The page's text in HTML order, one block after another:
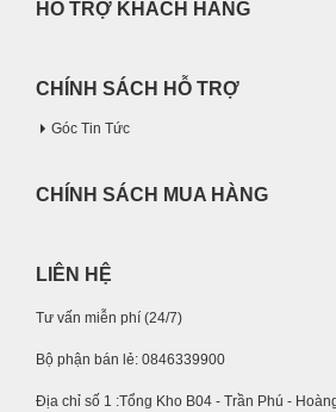
HỖ TRỢ KHÁCH HÀNG
CHÍNH SÁCH HỖ TRỢ
Góc Tin Tức
CHÍNH SÁCH MUA HÀNG
LIÊN HỆ
Tư vấn miễn phí (24/7)
Bộ phận bán lẻ: 0846339900
Địa chỉ số 1 :Tổng Kho B04 - Trần Phú -